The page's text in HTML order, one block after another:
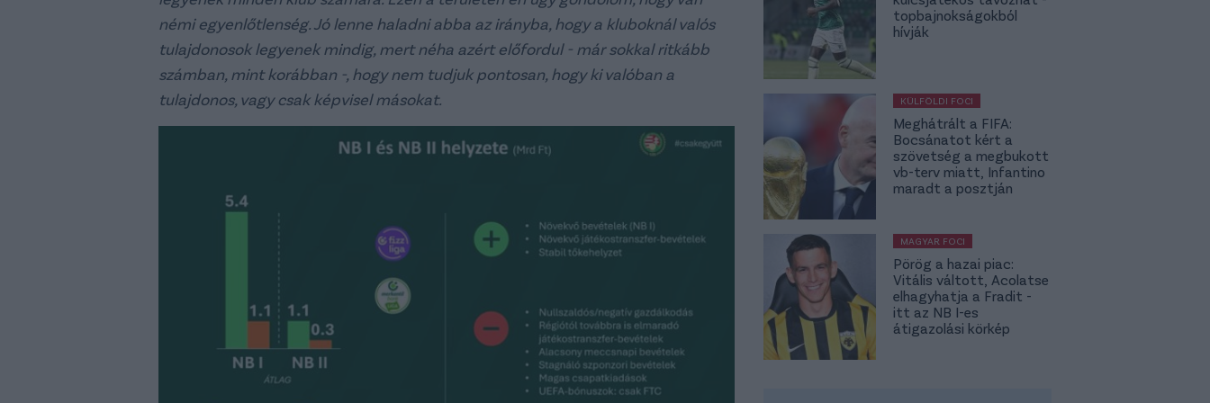
némi egyenlőtlenség. Jó lenne haladni abba az irányba, hogy a kluboknál valós
tulajdonosok legyenek mindig, mert néha azért előfordul - már sokkal ritkább
számban, mint korábban -, hogy nem tudjuk pontosan, hogy ki valóban a
tulajdonos, vagy csak képvisel másokat.
topbajnokságokból
hívják
KÜLFÖLDI FOCI
Meghátrált a FIFA:
Bocsánatot kért a
szövetség a megbukott
vb-terv miatt, Infantino
maradt a posztján
MAGYAR FOCI
Pörög a hazai piac:
Vitális váltott, Acolatse
elhagyhatja a Fradit -
itt az NB I-es
átigazolási körkép